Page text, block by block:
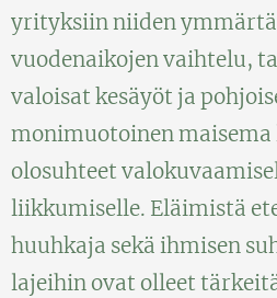
yrityksiin niiden
vuodenaikojen vaihtelu,
valoisat kesäyöt ja
monimuotoinen
olosuhteet
liikkumiselle. Eläimistä
huuhkaja sekä ihmisen
lajeihin ovat olleet